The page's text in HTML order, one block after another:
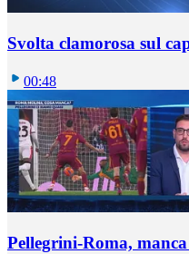
Svolta clamorosa sul
00:48
Pellegrini-Roma,